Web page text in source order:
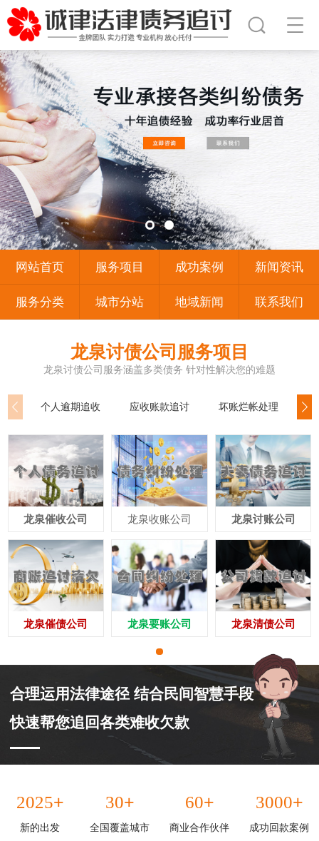
网站首页 服务项目 成功案例 新闻资讯
服务分类 城市分站 地域新闻 联系我们
龙泉讨债公司服务项目
龙泉讨债公司服务涵盖多类债务 针对性解决您的难题
个人逾期追收 应收账款追讨 坏账烂帐处理
龙泉催收公司
龙泉催债公司
龙泉收账公司
龙泉要账公司
龙泉讨账公司
龙泉清债公司
合理运用法律途径 结合民间智慧手段
快速帮您追回各类难收欠款
2025+
新的出发
30+
全国覆盖城市
60+
商业合作伙伴
3000+
成功回款案例